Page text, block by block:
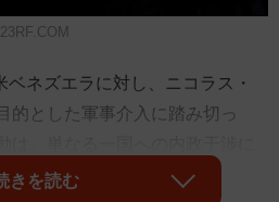
ネズエラに対し、ニコラス・
的とした軍事介入に踏み切っ
政権が重視する「西半球におけ
きを読む